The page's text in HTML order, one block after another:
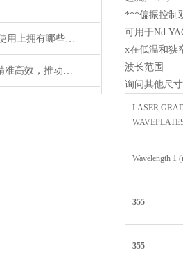
飞秒激光器在使用上拥有哪些特点？
exfo电信测试精准高效，推动通信网络质量新标准
***偏振控制
可用于
x在低温和狭
波长范围
询问其他尺
LASER
Wavelength 1
355
355